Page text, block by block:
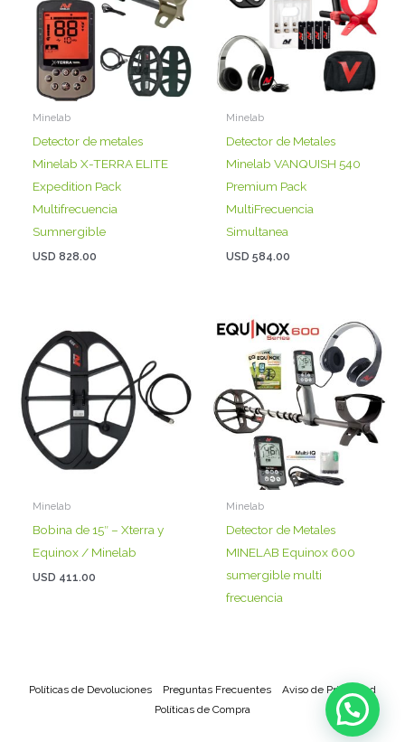
Minelab
Detector de metales
Minelab X-TERRA ELITE
Expedition Pack
Multifrecuencia
Sumnergible
USD828.00
Minelab
Detector de Metales
Minelab VANQUISH 540
Premium Pack
MultiFrecuencia
Simultanea
USD584.00
Minelab
Bobina de 15″ – Xterra y
Equinox / Minelab
USD 411.00
Minelab
Detector de Metales
MINELAB Equinox 600
sumergible multi
frecuencia
Políticas de Devoluciones Preguntas Frecuentes
Aviso de Privacidad
Políticas de Compra